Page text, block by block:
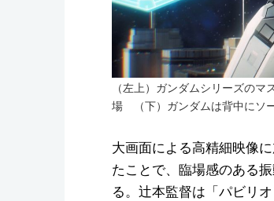
（左上）ガンダムシリーズの
場 （下）ガンダムは背中にソ
大画面による高精細映像
たことで、臨場感のある
る。辻本監督は「パビリ